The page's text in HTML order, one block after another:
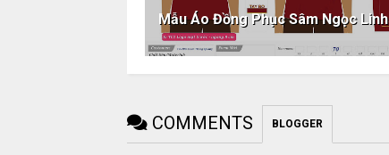
Mẫu Áo Đồng Phục Sâm Ngọc Linh
COMMENTS BLOGGER